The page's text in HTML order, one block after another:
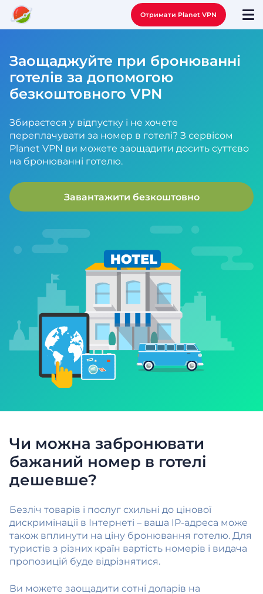
Отримати Planet VPN
Заощаджуйте при бронюванні
готелів за допомогою
безкоштовного VPN
Збираєтеся у відпустку і не хочете
переплачувати за номер в готелі? З сервісом
Planet VPN ви можете заощадити досить суттєво
на бронюванні готелю.
Завантажити безкоштовно
Чи можна забронювати
бажаний номер в готелі
дешевше?
Безліч товарів і послуг схильні до цінової
дискримінації в Інтернеті – ваша IP-адреса може
також вплинути на ціну бронювання готелю. Для
туристів з різних країн вартість номерів і видача
пропозицій буде відрізнятися.
Ви можете заощадити сотні доларів на